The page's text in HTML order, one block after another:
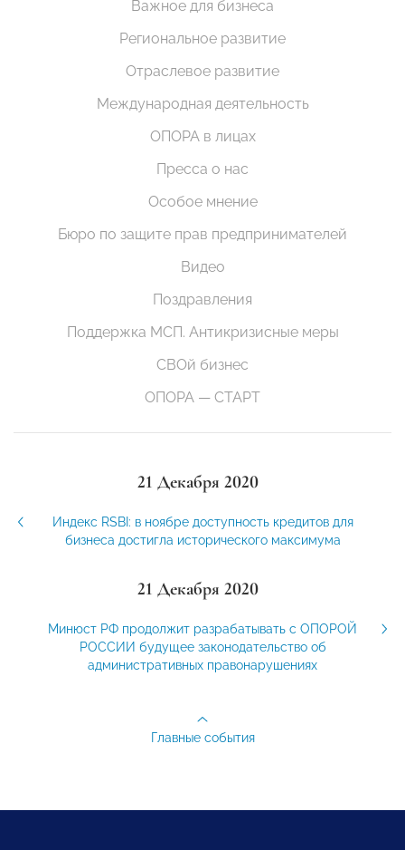
Важное для бизнеса
Региональное развитие
Отраслевое развитие
Международная деятельность
ОПОРА в лицах
Пресса о нас
Особое мнение
Бюро по защите прав предпринимателей
Видео
Поздравления
Поддержка МСП. Антикризисные меры
СВОй бизнес
ОПОРА — СТАРТ
21 Декабря 2020
Индекс RSBI: в ноябре доступность кредитов для
бизнеса достигла исторического максимума
21 Декабря 2020
Минюст РФ продолжит разрабатывать с ОПОРОЙ
РОССИИ будущее законодательство об
административных правонарушениях
Главные события